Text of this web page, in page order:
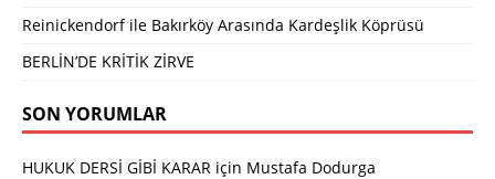
Reinickendorf ile Bakırköy Arasında Kardeşlik Köprüsü
BERLİN’DE KRİTİK ZİRVE
SON YORUMLAR
HUKUK DERSİ GİBİ KARAR için Mustafa Dodurga